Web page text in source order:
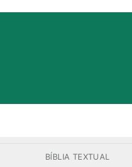
BÍBLIA TEXTUAL